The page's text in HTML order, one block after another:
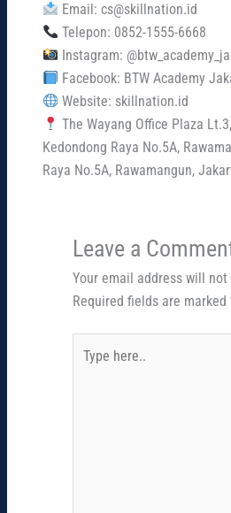
Email: cs@skillnation.id
Telepon: 0852-1555-6668
Instagram:
Facebook: BTW Academy
Website: skillnation.id
The Wayang Office Plaza
Kedondong Raya No.5A,
Raya No.5A, Rawamangun,
Leave a
Your email address will
Required fields are marked
here..